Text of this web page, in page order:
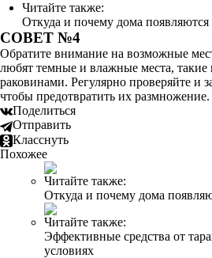
Читайте также:
Откуда и почему дома появляются
СОВЕТ №4
Обратите внимание на возможные
любят темные и влажные места,
раковинами. Регулярно проверяйте и
чтобы предотвратить их размножение.
Поделиться
Отправить
Класснуть
Похожее
Читайте также:
Откуда и почему дома
Читайте также:
Эффективные средства от
условиях